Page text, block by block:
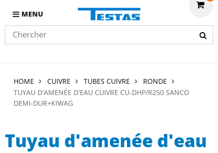
MENU
HOME CUIVRE TUBES CUIVRE
RONDE
TUYAU D'AMENÉE D'EAU CUIVRE CU-DHP/R250 SANCO
DEMI-DUR+KIWAG
Tuyau d'amenée d'eau